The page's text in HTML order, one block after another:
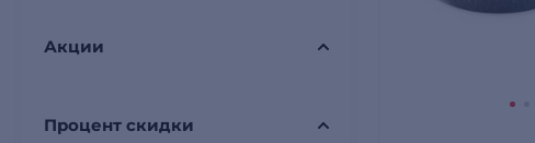
Акции
Процент скидки